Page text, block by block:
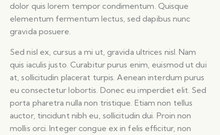
dolor quis lorem tempor condimentum. Quisque
elementum fermentum lectus, sed dapibus nunc
gravida posuere.
Sed nisl ex, cursus a mi ut, gravida ultrices nisl. Nam
quis iaculis justo. Curabitur purus enim, euismod ut dui
at, sollicitudin placerat turpis. Aenean interdum purus
eu consectetur lobortis. Donec eu imperdiet elit. Sed
porta pharetra nulla non tristique. Etiam non tellus
auctor, tincidunt nibh eu, sollicitudin dui. Proin non
mollis orci. Integer congue ex in felis efficitur, non